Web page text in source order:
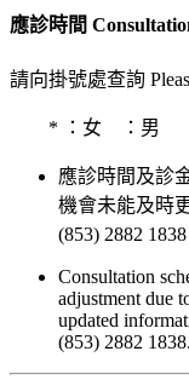
應診時間
請向掛號處查詢
* ：女 ：男
應診時間及診
機會未能及時
(853) 2882 1838
Consultation
adjustment due
updated
(853) 2882 1838.